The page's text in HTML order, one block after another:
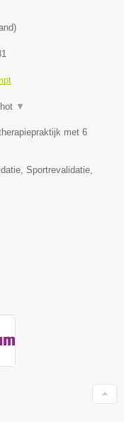
)
▼
met 6
Sportrevalidatie,